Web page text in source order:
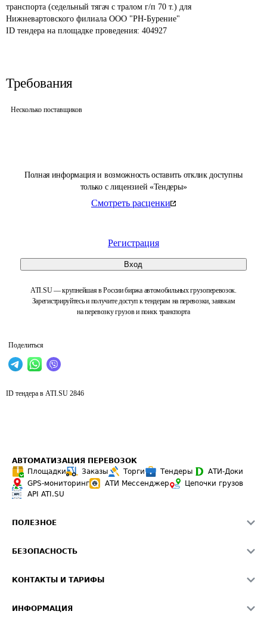
Полная информация и возможность оставить отклик доступны
только с лицензией «Тендеры»
Смотреть расценки
Регистрация
Вход
ATI.SU — крупнейшая в России биржа автомобильных грузоперевозок.
Зарегистрируйтесь и получите доступ к тендерам на перевозки, заявкам
на перевозку грузов и поиск транспорта
Поделиться
транспорта (седельный тягач с тралом г/п 70 т.) для
Нижневартовского филиала ООО "РН-Бурение"
ID тендера на площадке проведения: 404927
Требования
Несколько поставщиков
ID тендера в ATI.SU 2846
АВТОМАТИЗАЦИЯ ПЕРЕВОЗОК
Площадки
Заказы Торги Тендеры
АТИ-Доки
GPS-мониторинг
АТИ Мессенджер
Цепочки грузов
API ATI.SU
ПОЛЕЗНОЕ
Звезды ATI.SU на вашем сайте
Средние ставки
БЕЗОПАСНОСТЬ
Светофор+
КОНТАКТЫ И ТАРИФЫ
ИНФОРМАЦИЯ